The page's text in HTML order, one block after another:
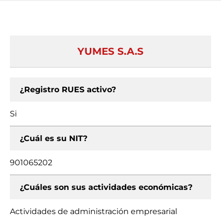
YUMES S.A.S
¿Registro RUES activo?
Si
¿Cuál es su NIT?
901065202
¿Cuáles son sus actividades económicas?
Actividades de administración empresarial